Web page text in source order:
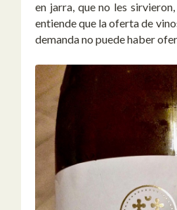
en jarra, que no les
entiende que la oferta de
demanda no puede haber